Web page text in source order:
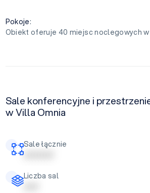
Pokoje:
Obiekt oferuje 40 miejsc noclegowych w
Sale konferencyjne i
w Villa Omnia
Sale łącznie
| | | | | | | | | |
Liczba sal
| | | | |